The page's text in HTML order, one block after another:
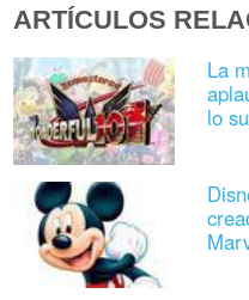
ARTÍCULOS
La
lo